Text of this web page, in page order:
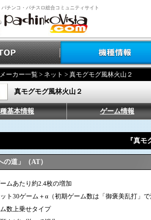
パチンコ・パチスロ総合コミュニティサイト
メーカー一覧 > ネット > 真モグモグ風林火山２
真モグモグ風林火山２
基本情報 ゲーム情報
『真
の道」（AT）
ムあたり約2.4枚の増加
ト30ゲーム＋α（初期ゲーム数は「御褒美乱打」で
数上乗せタイプ